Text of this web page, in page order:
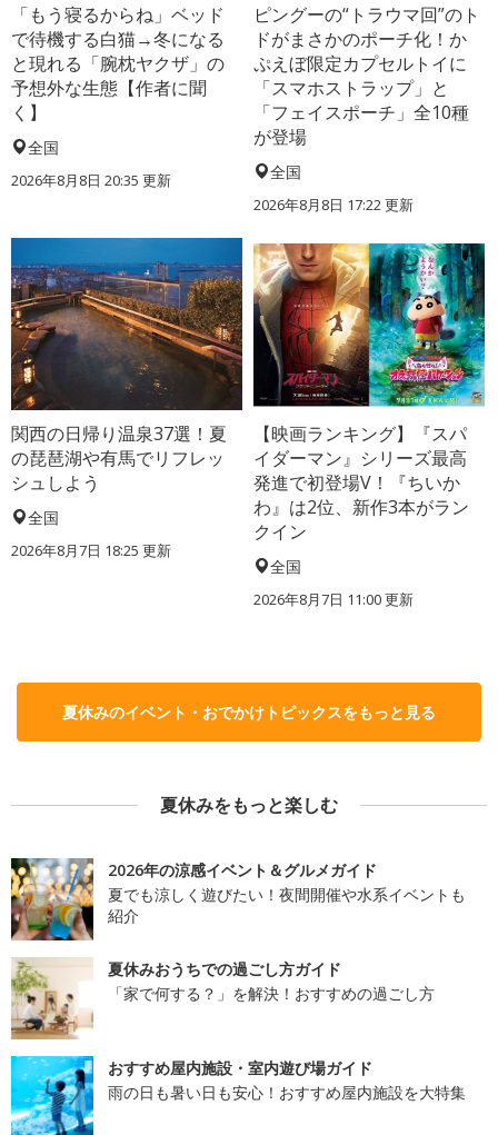
「もう寝るからね」ベッド
で待機する白猫→冬になる
と現れる「腕枕ヤクザ」の
予想外な生態【作者に聞
く】
全国
2026年8月8日 20:35 更新
ピングーの“トラウマ回”のト
ドがまさかのポーチ化！か
ぷえぼ限定カプセルトイに
「スマホストラップ」と
「フェイスポーチ」全10種
が登場
全国
2026年8月8日 17:22更新
関西の日帰り温泉37選！夏
の琵琶湖や有馬でリフレッ
シュしよう
全国
2026年8月7日 18:25 更新
【映画ランキング】『スパ
イダーマン』シリーズ最高
発進で初登場V！『ちいか
わ』は2位、新作3本がラン
クイン
全国
2026年8月7日 11:00更新
夏休みのイベント・おでかけトピックスをもっと見る
夏休みをもっと楽しむ
2026年の涼感イベント＆グルメガイド
夏でも涼しく遊びたい！夜間開催や水系イベントも
紹介
夏休みおうちでの過ごし方ガイド
「家で何する？」を解決！おすすめの過ごし方
おすすめ屋内施設・室内遊び場ガイド
雨の日も暑い日も安心！おすすめ屋内施設を大特集